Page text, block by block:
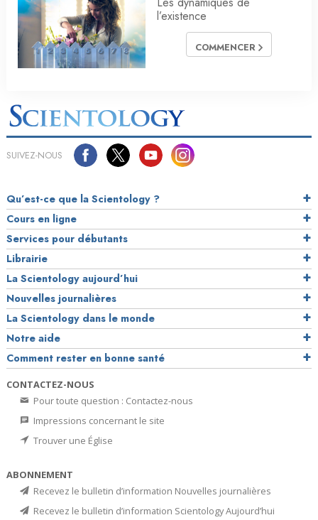
l’existence
COMMENCER
SUIVEZ-NOUS
Qu’est-ce que la Scientology ?
Cours en ligne
Services pour débutants
Librairie
La Scientology aujourd’hui
Nouvelles journalières
La Scientology dans le monde
Notre aide
Comment rester en bonne santé
CONTACTEZ-NOUS
Pour toute question : Contactez-nous
Impressions concernant le site
Trouver une Église
ABONNEMENT
Recevez le bulletin d’information Nouvelles journalières
Recevez le bulletin d’information Scientology Aujourd’hui